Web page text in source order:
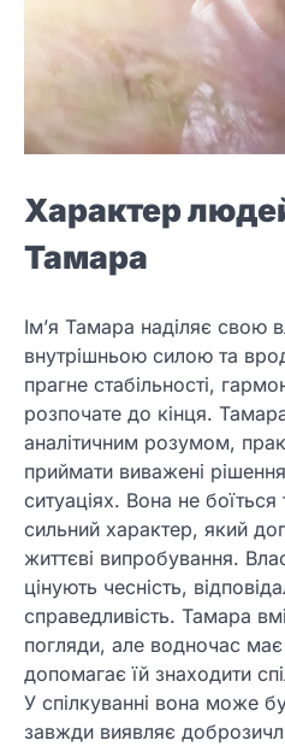
Характер
Тамара
Ім’я Тамара наділяє свою
внутрішньою силою та
прагне стабільності,
розпочате до кінця.
аналітичним розумом,
приймати виважені
ситуаціях. Вона не
сильний характер, який
життєві випробування.
цінують чесність,
справедливість. Тамара
погляди, але водночас
допомагає їй знаходити
У спілкуванні вона може
завжди виявляє